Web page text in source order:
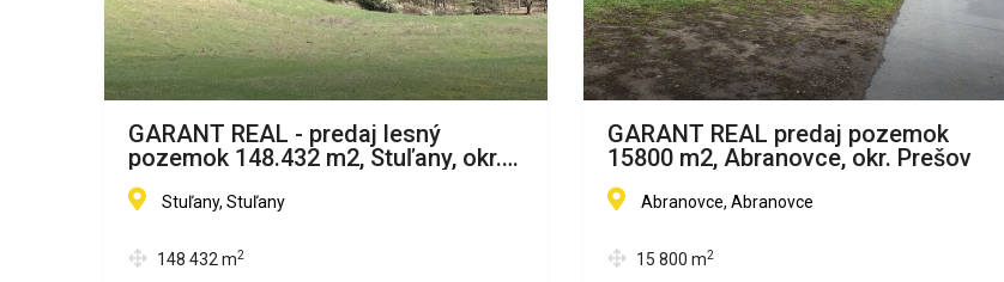
GARANT REAL - predaj lesný
pozemok 148.432 m2, Stuľany, okr.
Bardejov
Stuľany, Stuľany
148 432 m2
GARANT REAL predaj pozemok
15800 m2, Abranovce, okr. Prešov
Abranovce, Abranovce
15 800 m2